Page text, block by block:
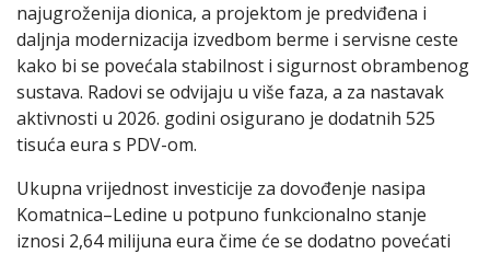
najugroženija dionica, a projektom je predviđena i
daljnja modernizacija izvedbom berme i servisne ceste
kako bi se povećala stabilnost i sigurnost obrambenog
sustava. Radovi se odvijaju u više faza, a za nastavak
aktivnosti u 2026. godini osigurano je dodatnih 525
tisuća eura s PDV-om.
Ukupna vrijednost investicije za dovođenje nasipa
Komatnica–Ledine u potpuno funkcionalno stanje
iznosi 2,64 milijuna eura čime će se dodatno povećati